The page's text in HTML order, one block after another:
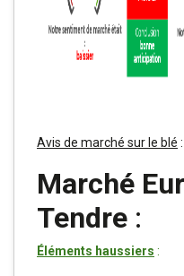
Avis de marché sur le blé :
Marché
Tendre :
Éléments haussiers :